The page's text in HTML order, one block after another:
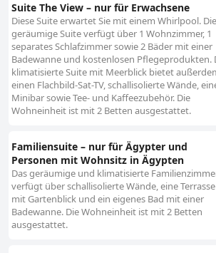
Suite The View – nur für Erwachsene
Diese Suite erwartet Sie mit einem Whirlpool. Die
geräumige Suite verfügt über 1 Wohnzimmer, 1
separates Schlafzimmer sowie 2 Bäder mit einer
Badewanne und kostenlosen Pflegeprodukten.
klimatisierte Suite mit Meerblick bietet
einen Flachbild-Sat-TV, schallisolierte Wände,
Minibar sowie Tee- und Kaffeezubehör. Die
Wohneinheit ist mit 2 Betten ausgestattet.
Familiensuite – nur für Ägypter und
Personen mit Wohnsitz in Ägypten
Das geräumige und klimatisierte
verfügt über schallisolierte Wände, eine Terrasse
mit Gartenblick und ein eigenes Bad mit einer
Badewanne. Die Wohneinheit ist mit 2 Betten
ausgestattet.